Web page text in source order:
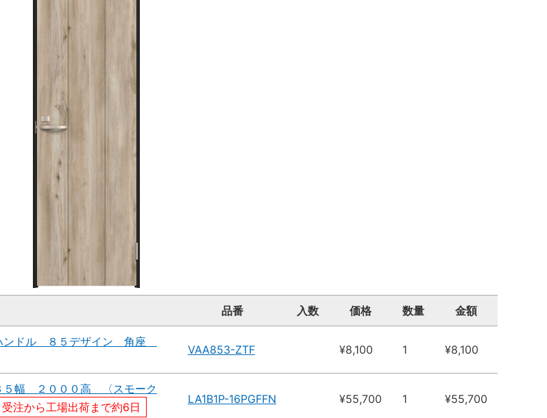
品番 入数 価格 数量 金額
ンドル ８５デザイン 角座
VAA853-ZTF ¥8,100 1 ¥8,100
幅 ２０００高 〈スモーク
受注から工場出荷まで約6日
LA1B1P-16PGFFN ¥55,700 1 ¥55,700